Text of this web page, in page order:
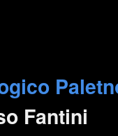
Fantini